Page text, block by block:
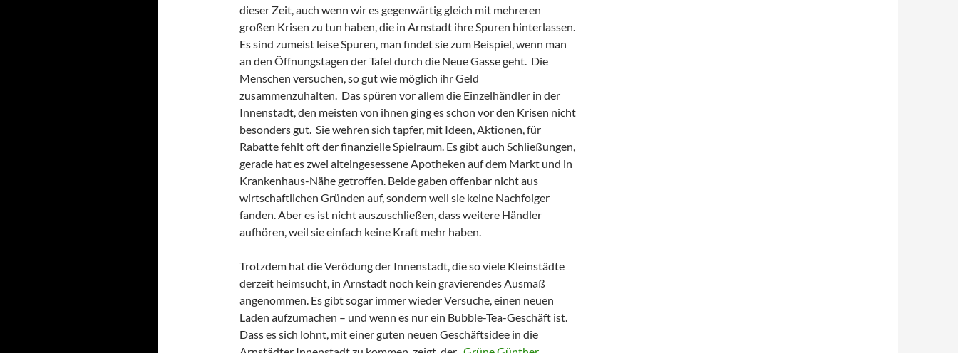
dieser Zeit, auch wenn wir es gegenwärtig gleich mit mehreren
großen Krisen zu tun haben, die in Arnstadt ihre Spuren hinterlassen.
Es sind zumeist leise Spuren, man findet sie zum Beispiel, wenn man
an den Öffnungstagen der Tafel durch die Neue Gasse geht. Die
Menschen versuchen, so gut wie möglich ihr Geld
zusammenzuhalten. Das spüren vor allem die Einzelhändler in der
Innenstadt, den meisten von ihnen ging es schon vor den Krisen nicht
besonders gut. Sie wehren sich tapfer, mit Ideen, Aktionen, für
Rabatte fehlt oft der finanzielle Spielraum. Es gibt auch Schließungen,
gerade hat es zwei alteingesessene Apotheken auf dem Markt und in
Krankenhaus-Nähe getroffen. Beide gaben offenbar nicht aus
wirtschaftlichen Gründen auf, sondern weil sie keine Nachfolger
fanden. Aber es ist nicht auszuschließen, dass weitere Händler
aufhören, weil sie einfach keine Kraft mehr haben.
Trotzdem hat die Verödung der Innenstadt, die so viele Kleinstädte
derzeit heimsucht, in Arnstadt noch kein gravierendes Ausmaß
angenommen. Es gibt sogar immer wieder Versuche, einen neuen
Laden aufzumachen – und wenn es nur ein Bubble-Tea-Geschäft ist.
Dass es sich lohnt, mit einer guten neuen Geschäftsidee in die